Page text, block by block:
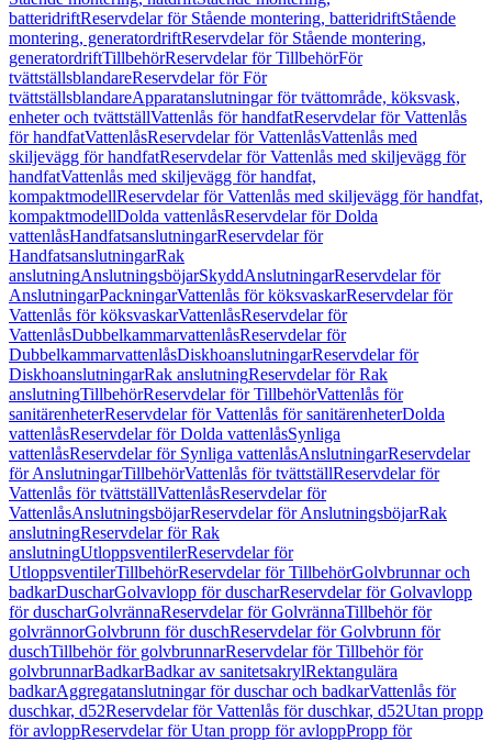
batteridriftReservdelar för Stående montering, batteridriftStående
montering, generatordriftReservdelar för Stående montering,
generatordriftTillbehörReservdelar för TillbehörFör
tvättställsblandareReservdelar för För
tvättställsblandareApparatanslutningar för tvättområde, köksvask,
enheter och tvättställVattenlås för handfatReservdelar för Vattenlås
för handfatVattenlåsReservdelar för VattenlåsVattenlås med
skiljevägg för handfatReservdelar för Vattenlås med skiljevägg för
handfatVattenlås med skiljevägg för handfat,
kompaktmodellReservdelar för Vattenlås med skiljevägg för handfat,
kompaktmodellDolda vattenlåsReservdelar för Dolda
vattenlåsHandfatsanslutningarReservdelar för
HandfatsanslutningarRak
anslutningAnslutningsböjarSkyddAnslutningarReservdelar för
AnslutningarPackningarVattenlås för köksvaskarReservdelar för
Vattenlås för köksvaskarVattenlåsReservdelar för
VattenlåsDubbelkammarvattenlåsReservdelar för
DubbelkammarvattenlåsDiskhoanslutningarReservdelar för
DiskhoanslutningarRak anslutningReservdelar för Rak
anslutningTillbehörReservdelar för TillbehörVattenlås för
sanitärenheterReservdelar för Vattenlås för sanitärenheterDolda
vattenlåsReservdelar för Dolda vattenlåsSynliga
vattenlåsReservdelar för Synliga vattenlåsAnslutningarReservdelar
för AnslutningarTillbehörVattenlås för tvättställReservdelar för
Vattenlås för tvättställVattenlåsReservdelar för
VattenlåsAnslutningsböjarReservdelar för AnslutningsböjarRak
anslutningReservdelar för Rak
anslutningUtloppsventilerReservdelar för
UtloppsventilerTillbehörReservdelar för TillbehörGolvbrunnar och
badkarDuscharGolvavlopp för duscharReservdelar för Golvavlopp
för duscharGolvrännaReservdelar för GolvrännaTillbehör för
golvrännorGolvbrunn för duschReservdelar för Golvbrunn för
duschTillbehör för golvbrunnarReservdelar för Tillbehör för
golvbrunnarBadkarBadkar av sanitetsakrylRektangulära
badkarAggregatanslutningar för duschar och badkarVattenlås för
duschkar, d52Reservdelar för Vattenlås för duschkar, d52Utan propp
för avloppReservdelar för Utan propp för avloppPropp för